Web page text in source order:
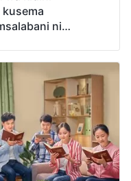
ni
mwili kuonyesha
akianza na
wanadamu
hasa mtu anafaa
wanadamu?
hiki cha ukweli,
ajili yetu.